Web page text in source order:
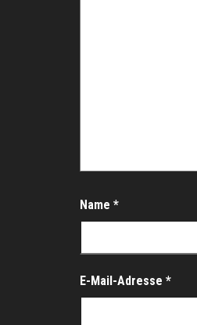
Name *
E-Mail-Adresse *